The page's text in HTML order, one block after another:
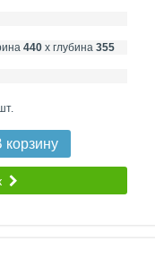
440 х глубина 355
корзину